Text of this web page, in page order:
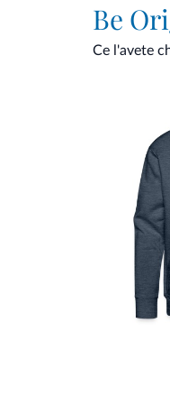
Be
Ce l'avete